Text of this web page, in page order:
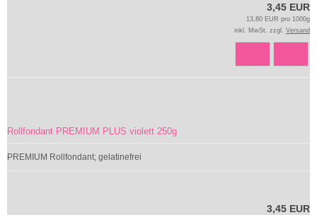
3,45 EUR
13,80 EUR pro 1000g
inkl. MwSt. zzgl. Versand
Rollfondant PREMIUM PLUS violett 250g
PREMIUM Rollfondant; gelatinefrei
3,45 EUR